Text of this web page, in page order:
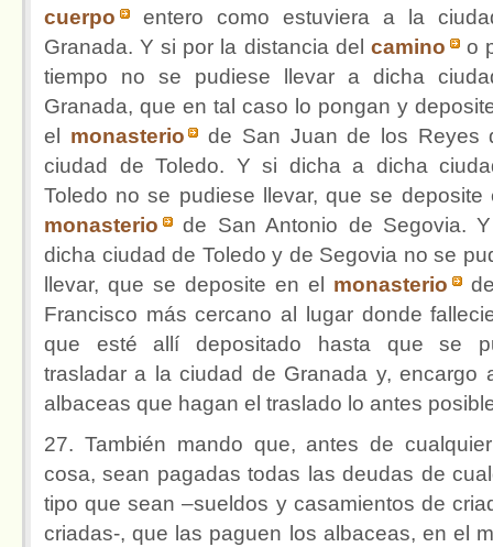
cuerpo
entero como estuviera a la
Granada. Y si por la distancia del camino
o
tiempo no se pudiese llevar a dicha
Granada, que en tal caso lo pongan y
el monasterio
de San Juan de los Reyes
ciudad de Toledo. Y si dicha a dicha
Toledo no se pudiese llevar, que se deposite
monasterio
de San Antonio de Segovia.
dicha ciudad de Toledo y de Segovia no se
llevar, que se deposite en el monasterio
Francisco más cercano al lugar donde
que esté allí depositado hasta que se
trasladar a la ciudad de Granada y, encargo
albaceas que hagan el traslado lo antes
27. También mando que, antes de
cosa, sean pagadas todas las deudas de
tipo que sean –sueldos y casamientos de
criadas-, que las paguen los albaceas, en el